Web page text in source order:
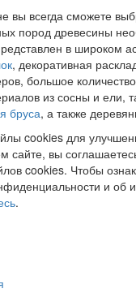
вы всегда сможете
пород древесины
в широком
, декоративная
большое
из сосны и ели,
бруса, а также
cookies для
сайте, вы
cookies. Чтобы
и об
.